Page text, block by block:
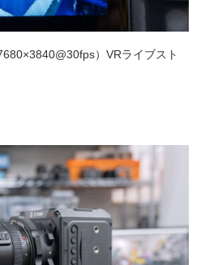
）VRライブスト